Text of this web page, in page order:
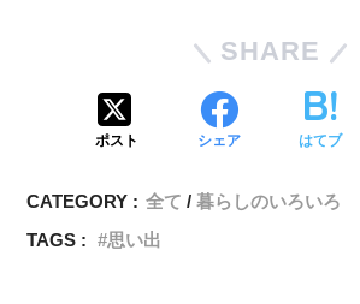
SHARE
ポスト シェア はてブ
CATEGORY : 全て
暮らしのいろいろ
TAGS :
思い出